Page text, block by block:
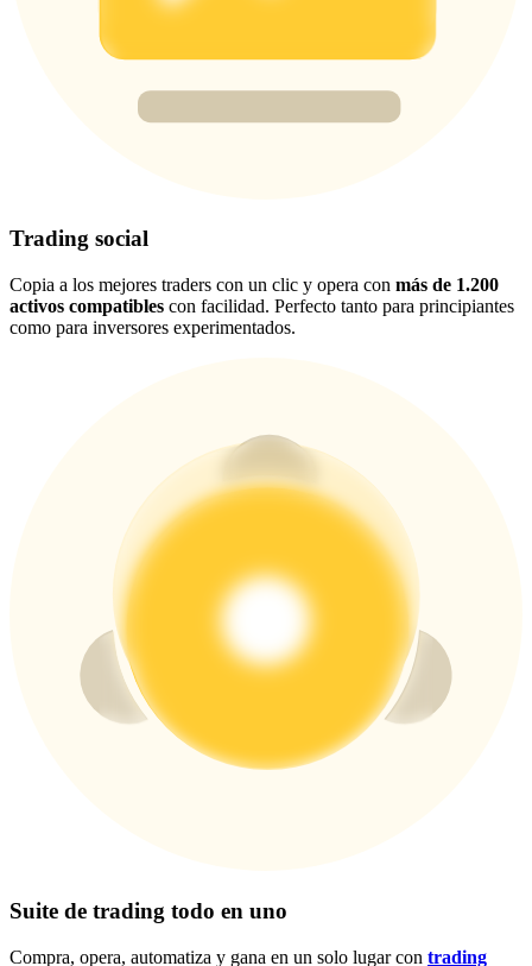
USDT Flexible Staking | Daily Rewards
New Listing Futures Fest
Crypto World Cup 2026: Grand Finale
77,777+3k Rewards
Más eventos
Gana premios y recompensas exclusivas
Centro de recompensas
Inscribirse
Trading social
Copia a los mejores traders con un clic y opera con más de 1.200
activos compatibles con facilidad. Perfecto tanto para principiantes
como para inversores experimentados.
Suite de trading todo en uno
Compra, opera, automatiza y gana en un solo lugar con trading